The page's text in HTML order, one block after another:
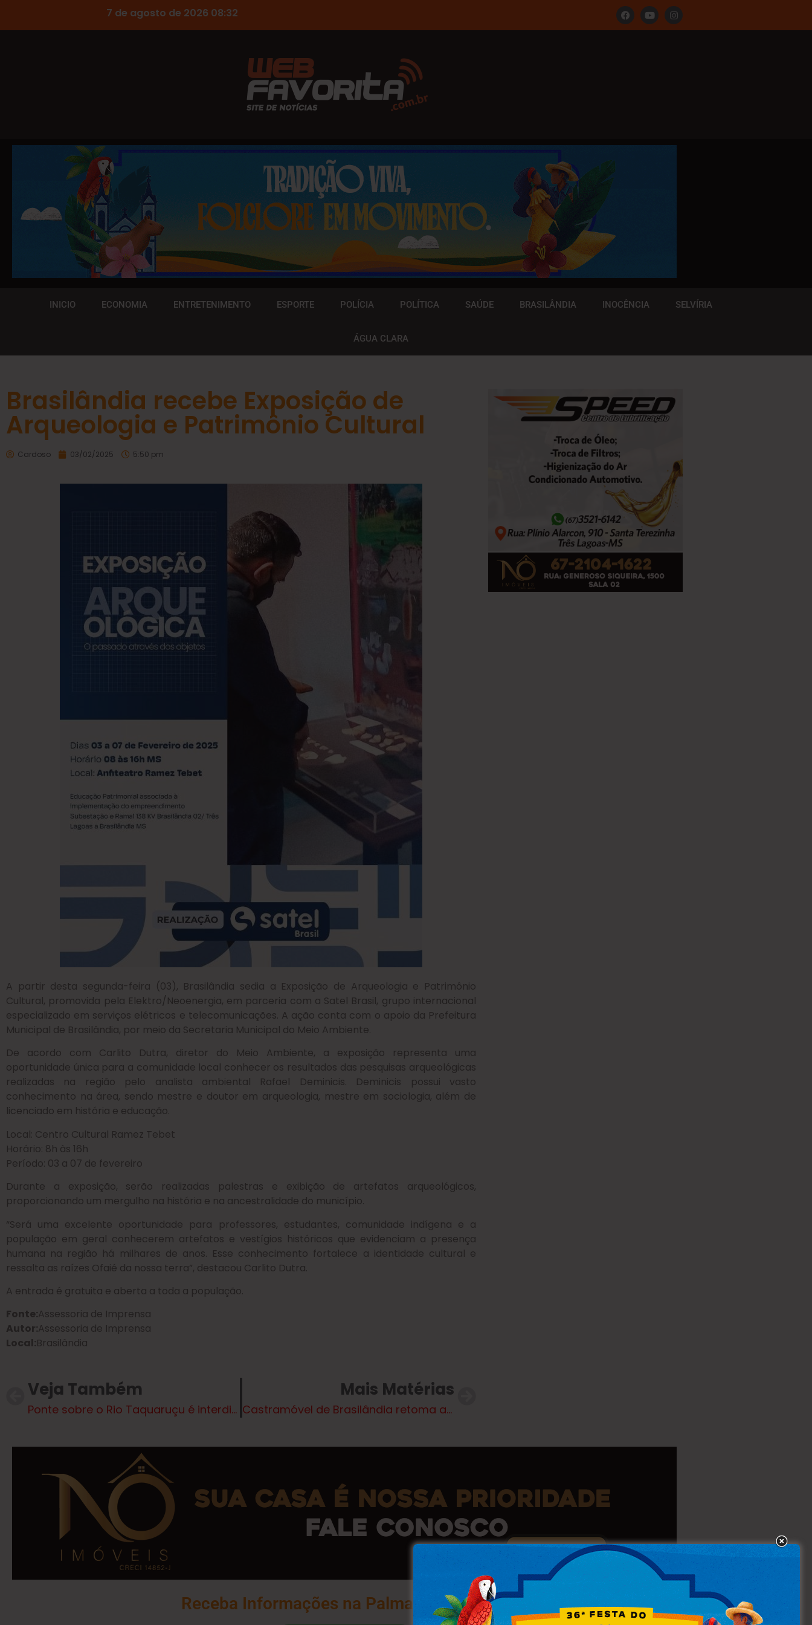
7 de agosto de 2026 08:32
INICIO ECONOMIA ENTRETENIMENTO ESPORTE POLÍCIA POLÍTICA SAÚDE BRASILÂNDIA INOCÊNCIA SELVÍRIA
ÁGUA CLARA
Brasilândia recebe Exposição de
Arqueologia e Patrimônio Cultural
Cardoso 03/02/2025 5:50 pm
A partir desta segunda-feira (03), Brasilândia sedia a Exposição de Arqueologia e Patrimônio
Cultural, promovida pela Elektro/Neoenergia, em parceria com a Satel Brasil, grupo internacional
especializado em serviços elétricos e telecomunicações. A ação conta com o apoio da Prefeitura
Municipal de Brasilândia, por meio da Secretaria Municipal do Meio Ambiente.
De acordo com Carlito Dutra, diretor do Meio Ambiente, a exposição representa uma
oportunidade única para a comunidade local conhecer os resultados das pesquisas arqueológicas
realizadas na região pelo analista ambiental Rafael Deminicis. Deminicis possui vasto
conhecimento na área, sendo mestre e doutor em arqueologia, mestre em sociologia, além de
licenciado em história e educação.
Local: Centro Cultural Ramez Tebet
Horário: 8h às 16h
Período: 03 a 07 de fevereiro
Durante a exposição, serão realizadas palestras e exibição de artefatos arqueológicos,
proporcionando um mergulho na história e na ancestralidade do município.
“Será uma excelente oportunidade para professores, estudantes, comunidade indígena e a
população em geral conhecerem artefatos e vestígios históricos que evidenciam a presença
humana na região há milhares de anos. Esse conhecimento fortalece a identidade cultural e
ressalta as raízes Ofaié da nossa terra”, destacou Carlito Dutra.
A entrada é gratuita e aberta a toda a população.
Fonte:Assessoria de Imprensa
Autor:Assessoria de Imprensa
Local:Brasilândia
Veja Também
Ponte sobre o Rio Taquaruçu é interditada e rota alternativa recebe patrolamento
Mais Matérias
Castramóvel de Brasilândia retoma atividades com novo ciclo de castrações
Receba Informações na Palma da Sua Mão